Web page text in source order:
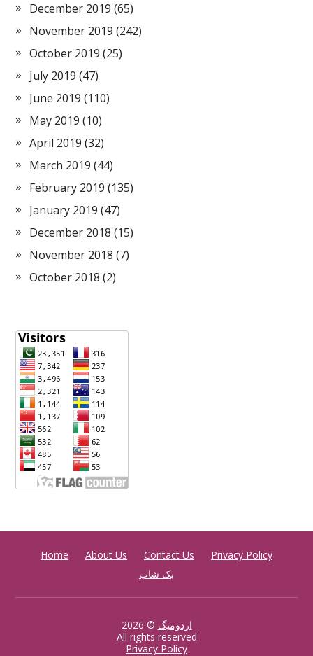
December 2019 (65)
November 2019 (242)
October 2019 (25)
July 2019 (47)
June 2019 (110)
May 2019 (10)
April 2019 (32)
March 2019 (44)
February 2019 (135)
January 2019 (47)
December 2018 (15)
November 2018 (7)
October 2018 (2)
Home About Us Contact Us
Privacy Policy
بک شاپ
اردومیگ © 2026
All rights reserved
Privacy Policy